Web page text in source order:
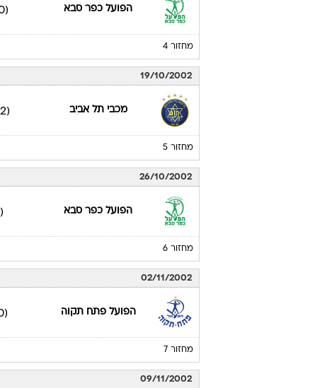
הפועל כפר סבא (0)
מחזור 4
19/10/2002
מכבי תל אביב (2)
מחזור 5
26/10/2002
הפועל כפר סבא (1)
מחזור 6
02/11/2002
הפועל פתח תקוה (0)
מחזור 7
09/11/2002